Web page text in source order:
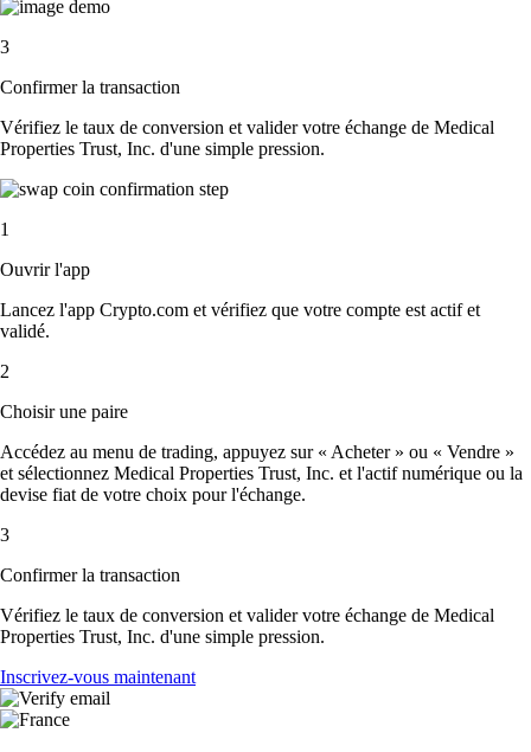
3
Confirmer la transaction
Vérifiez le taux de conversion et valider votre échange de Medical
Properties Trust, Inc. d'une simple pression.
1
Ouvrir l'app
Lancez l'app Crypto.com et vérifiez que votre compte est actif et
validé.
2
Choisir une paire
Accédez au menu de trading, appuyez sur « Acheter » ou « Vendre »
et sélectionnez Medical Properties Trust, Inc. et l'actif numérique ou la
devise fiat de votre choix pour l'échange.
3
Confirmer la transaction
Vérifiez le taux de conversion et valider votre échange de Medical
Properties Trust, Inc. d'une simple pression.
Inscrivez-vous maintenant